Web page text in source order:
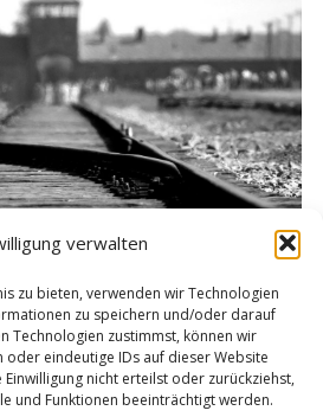
verwalten
zu bieten, verwenden wir Technologien
zu speichern und/oder darauf
Technologien zustimmst, können wir
oder eindeutige IDs auf dieser Website
nicht erteilst oder zurückziehst,
und Funktionen beeinträchtigt werden.
© 2026 KURT